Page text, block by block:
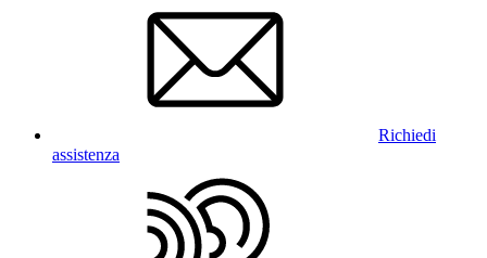
Richiedi
assistenza